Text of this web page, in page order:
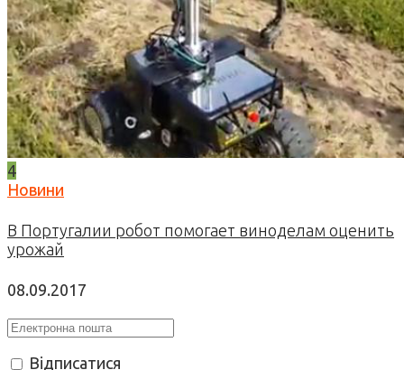
4
Новини
В Португалии робот помогает виноделам оценить
урожай
08.09.2017
Відписатися